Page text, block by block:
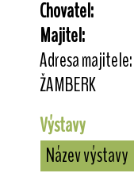
Chovatel:
Majitel:
Adresa majitele:
ŽAMBERK
Výstavy
Název výstavy